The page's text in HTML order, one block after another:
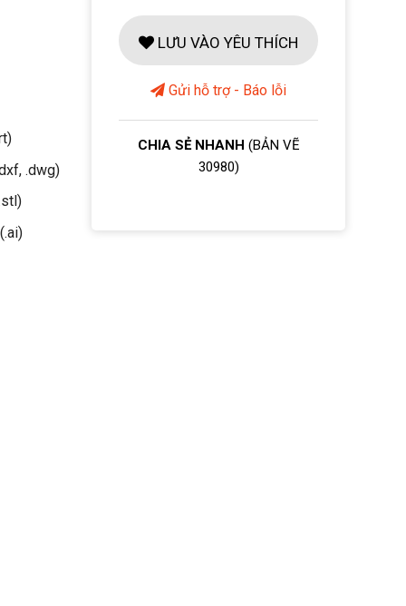
.dwg)
LƯU VÀO YÊU THÍCH
Gửi hỗ trợ - Báo lỗi
CHIA SẺ NHANH (BẢN VẼ
30980)